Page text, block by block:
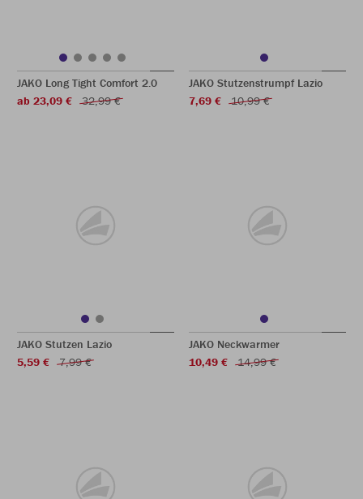
JAKO Long Tight Comfort 2.0
ab 23,09 €
32,99 €
JAKO Stutzenstrumpf Lazio
7,69 €
10,99 €
JAKO Stutzen Lazio
5,59 €
7,99 €
JAKO Neckwarmer
10,49 €
14,99 €